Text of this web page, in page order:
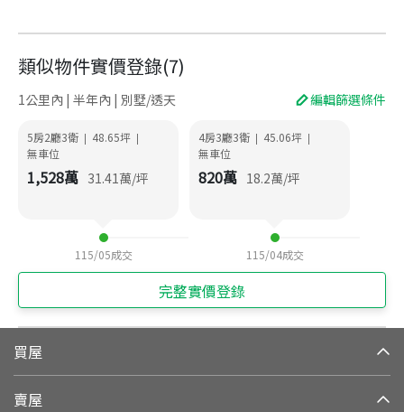
類似物件實價登錄(7)
1公里內 | 半年內 | 別墅/透天 編輯篩選條件
5房2廳3衛 | 48.65坪 |
無車位
1,528萬 31.41萬/坪
115/05成交
4房3廳3衛 | 45.06坪 |
無車位
820萬 18.2萬/坪
115/04成交
完整實價登錄
買屋
賣屋